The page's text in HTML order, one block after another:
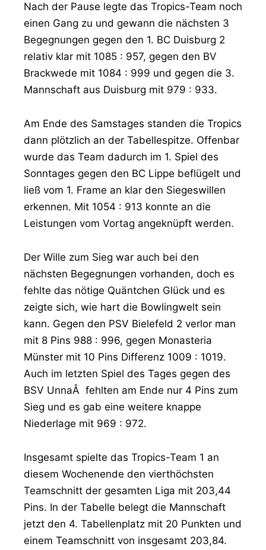
Nach der Pause legte das Tropics-Team noch
einen Gang zu und gewann die nächsten 3
Begegnungen gegen den 1. BC Duisburg 2
relativ klar mit 1085 : 957, gegen den BV
Brackwede mit 1084 : 999 und gegen die 3.
Mannschaft aus Duisburg mit 979 : 933.
Am Ende des Samstages standen die Tropics
dann plötzlich an der Tabellespitze. Offenbar
wurde das Team dadurch im 1. Spiel des
Sonntages gegen den BC Lippe beflügelt und
ließ vom 1. Frame an klar den Siegeswillen
erkennen. Mit 1054 : 913 konnte an die
Leistungen vom Vortag angeknüpft werden.
Der Wille zum Sieg war auch bei den
nächsten Begegnungen vorhanden, doch es
fehlte das nötige Quäntchen Glück und es
zeigte sich, wie hart die Bowlingwelt sein
kann. Gegen den PSV Bielefeld 2 verlor man
mit 8 Pins 988 : 996, gegen Monasteria
Münster mit 10 Pins Differenz 1009 : 1019.
Auch im letzten Spiel des Tages gegen des
BSV UnnaÂ fehlten am Ende nur 4 Pins zum
Sieg und es gab eine weitere knappe
Niederlage mit 969 : 972.
Insgesamt spielte das Tropics-Team 1 an
diesem Wochenende den vierthöchsten
Teamschnitt der gesamten Liga mit 203,44
Pins. In der Tabelle belegt die Mannschaft
jetzt den 4. Tabellenplatz mit 20 Punkten und
einem Teamschnitt von insgesamt 203,84.